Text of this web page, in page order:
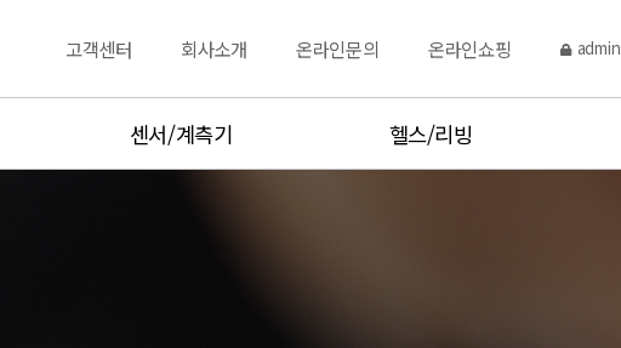
고객센터 회사소개 온라인문의 온라인쇼핑 admin
센서/계측기 헬스/리빙